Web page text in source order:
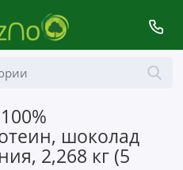
шоколад
2,268 кг (5